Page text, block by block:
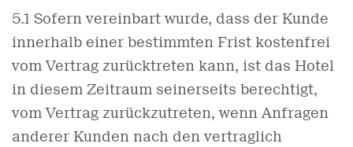
5.1 Sofern vereinbart wurde, dass der Kunde
innerhalb einer bestimmten Frist kostenfrei
vom Vertrag zurücktreten kann, ist das Hotel
in diesem Zeitraum seinerseits berechtigt,
vom Vertrag zurückzutreten, wenn Anfragen
anderer Kunden nach den vertraglich